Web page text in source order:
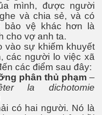
mình, được người
và chia sẻ, và có
bảo vệ khác hơn là
cho vợ anh ta.
vào sự khiếm khuyết
các người lo việc xã
các điểm sau đây:
phân thủ phạm –
la dichotomie
có hai người. Nó là